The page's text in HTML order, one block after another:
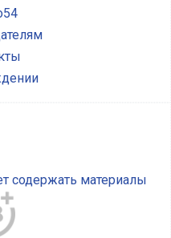
материалы